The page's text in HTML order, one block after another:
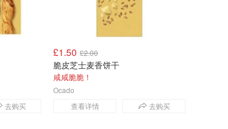
去购买
£1.50 £2.00
脆皮芝士麦香饼干
咸咸脆脆！
查看详情 去购买
Ocado